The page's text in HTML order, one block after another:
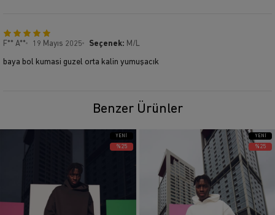
F** A** 19 Mayıs 2025 Seçenek: M/L
baya bol kumasi guzel orta kalin yumuşacık
Benzer Ürünler
YENI
ÜRÜN
%25
YENI
ÜRÜN
%25